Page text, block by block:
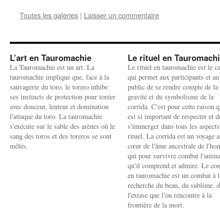
Toutes les galeries | Laisser un commentaire
L’art en Tauromachie
La Tauromachie est un art. La
tauromachie implique que, face à la
sauvagerie du toro, le torero inhibe
ses instincts de protection pour toréer
avec douceur, lenteur et domination
l'attaque du toro. La tauromachie
s'exécute sur le sable des arènes où le
sang des toros et des toreros se sont
mêlés.
Le rituel en
Le rituel en tauromachie est le
qui permet aux participants et au
public de se rendre compte de la
gravité et du symbolisme de la
corrida. C'est pour cette raison
est si important de respecter et
s'immerger dans tous les
rituel. La corrida est un voyage
cœur de l'âme ancestrale de
qui pour survivre combat
qu'il comprend et admire. Le
en tauromachie est un combat à
recherche du beau, du sublime,
l'extase que l'on rencontre à la
frontière de la mort.